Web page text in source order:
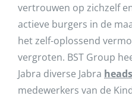
vertrouwen op zichzelf
actieve burgers in de
het zelf-oplossend
vergroten. BST Group
Jabra diverse Jabra
medewerkers van de